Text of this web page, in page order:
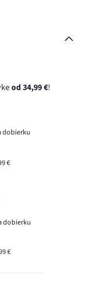
od 34,99 €!
dobierku
€
dobierku
€